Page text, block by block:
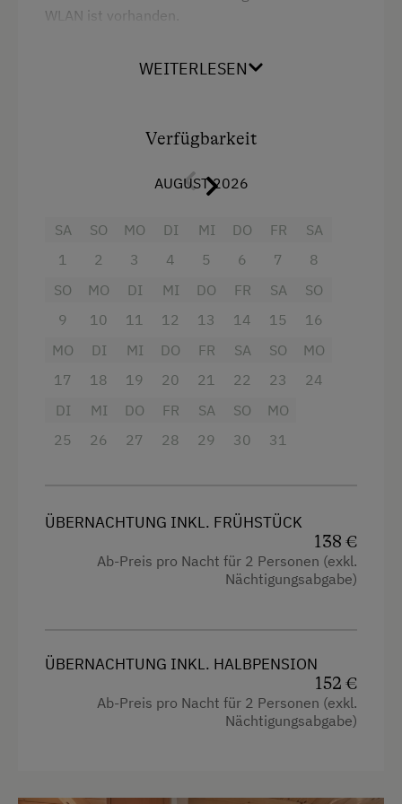
WLAN ist vorhanden.
WEITERLESEN
Verfügbarkeit
AUGUST 2026
SA
1
SO
2
MO
3
DI
4
MI
5
DO
6
FR
7
SA
8
SO
9
MO
10
DI
11
MI
12
DO
13
FR
14
SA
15
SO
16
MO
17
DI
18
MI
19
DO
20
FR
21
SA
22
SO
23
MO
24
DI
25
MI
26
DO
27
FR
28
SA
29
SO
30
MO
31
ÜBERNACHTUNG INKL. FRÜHSTÜCK
138 €
Ab-Preis pro Nacht für 2 Personen (exkl.
Nächtigungsabgabe)
ÜBERNACHTUNG INKL. HALBPENSION
152 €
Ab-Preis pro Nacht für 2 Personen (exkl.
Nächtigungsabgabe)